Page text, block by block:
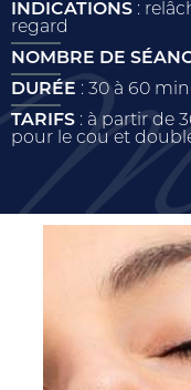
INDICATIONS :
regard
NOMBRE DE
DURÉE : 30 à 60
TARIFS : à partir de
pour le cou et